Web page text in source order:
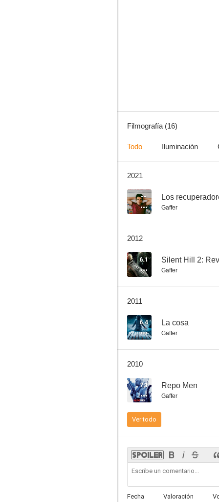
Filmografía (16)
Todo Iluminación
2021
-- Los
Gaffer
2012
6.1 Silent Hill 2:
Gaffer
2011
6.4 La cosa
Gaffer
2010
7.1 Repo Men
Gaffer
Ver todo
Fecha Valoración